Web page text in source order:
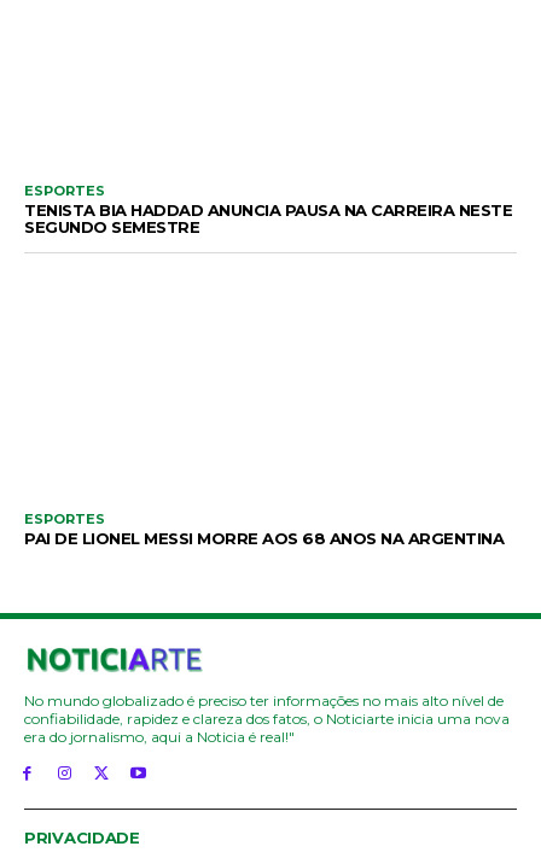
ESPORTES
TENISTA BIA HADDAD ANUNCIA PAUSA NA CARREIRA NESTE
SEGUNDO SEMESTRE
ESPORTES
PAI DE LIONEL MESSI MORRE AOS 68 ANOS NA ARGENTINA
No mundo globalizado é preciso ter informações no mais alto nível de
confiabilidade, rapidez e clareza dos fatos, o Noticiarte inicia uma nova
era do jornalismo, aqui a Noticia é real!"
PRIVACIDADE